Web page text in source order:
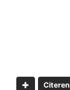
Citeren